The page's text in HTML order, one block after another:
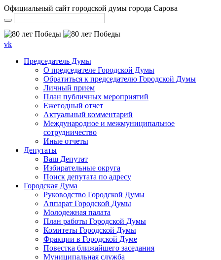
Официальный сайт городской думы города Сарова
vk
Председатель Думы
О председателе Городской Думы
Обратиться к председателю Городской Думы
Личный прием
План публичных мероприятий
Ежегодный отчет
Актуальный комментарий
Международное и межмуниципальное
сотрудничество
Иные отчеты
Депутаты
Ваш Депутат
Избирательные округа
Поиск депутата по адресу
Городская Дума
Руководство Городской Думы
Аппарат Городской Думы
Молодежная палата
План работы Городской Думы
Комитеты Городской Думы
Фракции в Городской Думе
Повестка ближайшего заседания
Муниципальная служба